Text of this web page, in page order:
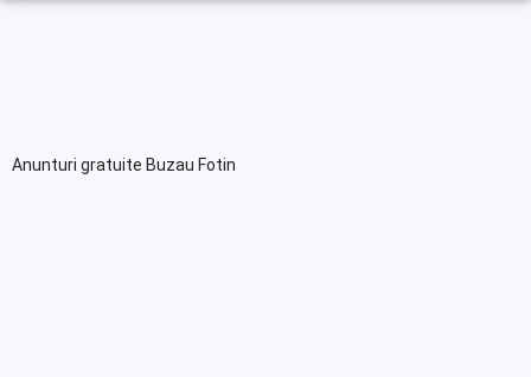
Anunturi gratuite Buzau Fotin